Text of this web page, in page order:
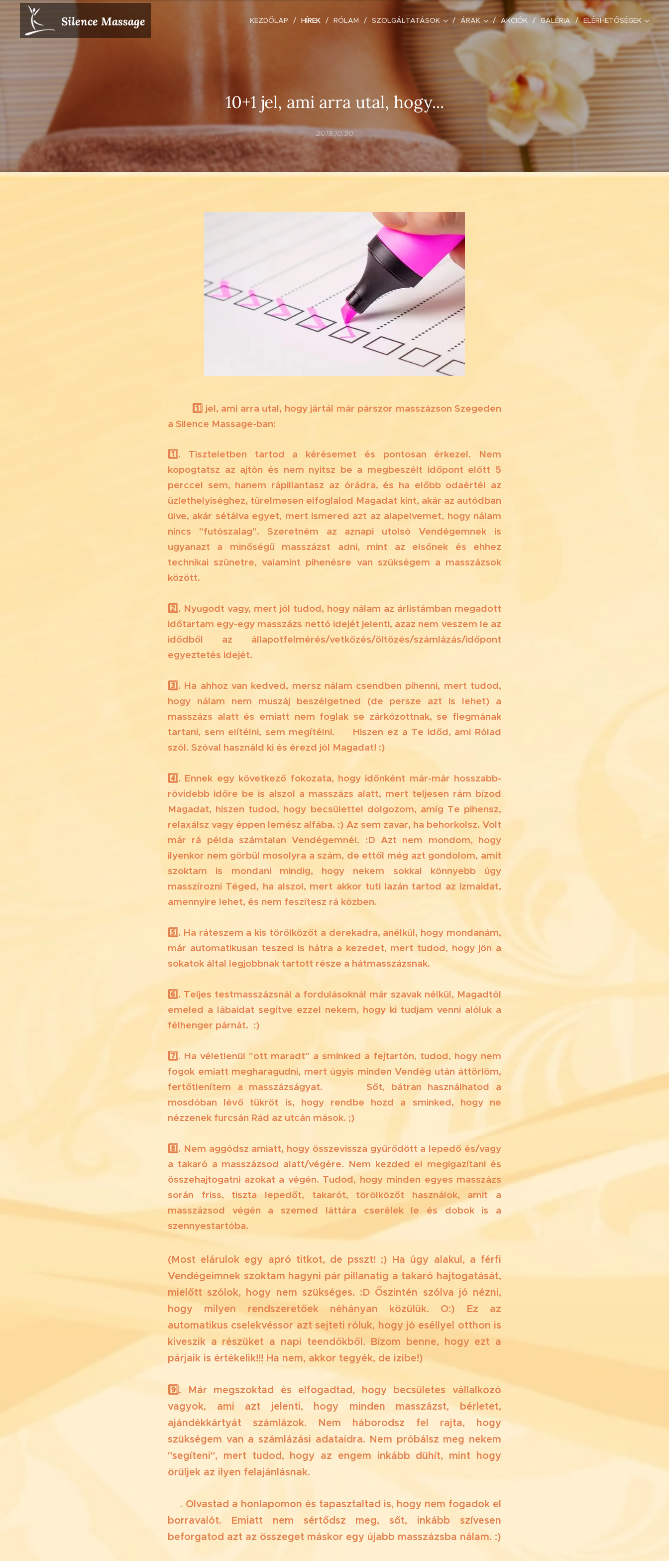
Silence Massage KEZDŐLAP HÍREK RÓLAM SZOLGÁLTATÁSOK ÁRAK AKCIÓK GALÉRIA ELÉRHETŐSÉGEK
10+1 jel, ami arra utal, hogy...
2019.10.30
🔟➕1️⃣ jel, ami arra utal, hogy jártál már párszor masszázson Szegeden
a Silence Massage-ban:
1️⃣. Tiszteletben tartod a kérésemet és pontosan érkezel. Nem
kopogtatsz az ajtón és nem nyitsz be a megbeszélt időpont előtt 5
perccel sem, hanem rápillantasz az órádra, és ha előbb odaértél az
üzlethelyiséghez, türelmesen elfoglalod Magadat kint, akár az autódban
ülve, akár sétálva egyet, mert ismered azt az alapelvemet, hogy nálam
nincs "futószalag". Szeretném az aznapi utolsó Vendégemnek is
ugyanazt a minőségű masszázst adni, mint az elsőnek és ehhez
technikai szünetre, valamint pihenésre van szükségem a masszázsok
között. ⌚️ 🚗 🚶‍♀️ 🚶‍♂️
2️⃣. Nyugodt vagy, mert jól tudod, hogy nálam az árlistámban megadott
időtartam egy-egy masszázs nettó idejét jelenti, azaz nem veszem le az
idődből az állapotfelmérés/vetkőzés/öltözés/számlázás/időpont
egyeztetés idejét. ⏰
3️⃣. Ha ahhoz van kedved, mersz nálam csendben pihenni, mert tudod,
hogy nálam nem muszáj beszélgetned (de persze azt is lehet) a
masszázs alatt és emiatt nem foglak se zárkózottnak, se flegmának
tartani, sem elítélni, sem megítélni.👂 Hiszen ez a Te időd, ami Rólad
szól. Szóval használd ki és érezd jól Magadat! :)
4️⃣. Ennek egy következő fokozata, hogy időnként már-már hosszabb-
rövidebb időre be is alszol a masszázs alatt, mert teljesen rám bízod
Magadat, hiszen tudod, hogy becsülettel dolgozom, amíg Te pihensz,
relaxálsz vagy éppen lemész alfába. :) Az sem zavar, ha behorkolsz. Volt
már rá példa számtalan Vendégemnél. :D Azt nem mondom, hogy
ilyenkor nem görbül mosolyra a szám, de ettől még azt gondolom, amit
szoktam is mondani mindig, hogy nekem sokkal könnyebb úgy
masszírozni Téged, ha alszol, mert akkor tuti lazán tartod az izmaidat,
amennyire lehet, és nem feszítesz rá közben.
5️⃣. Ha ráteszem a kis törölközőt a derekadra, anélkül, hogy mondanám,
már automatikusan teszed is hátra a kezedet, mert tudod, hogy jön a
sokatok által legjobbnak tartott része a hátmasszázsnak. 💪😍
6️⃣. Teljes testmasszázsnál a fordulásoknál már szavak nélkül, Magadtól
emeled a lábaidat segítve ezzel nekem, hogy ki tudjam venni alóluk a
félhenger párnát. :)
7️⃣. Ha véletlenül "ott maradt" a sminked a fejtartón, tudod, hogy nem
fogok emiatt megharagudni, mert úgyis minden Vendég után áttörlöm,
fertőtlenítem a masszázságyat. 💄💋 Sőt, bátran használhatod a
mosdóban lévő tükröt is, hogy rendbe hozd a sminked, hogy ne
nézzenek furcsán Rád az utcán mások. ;)
8️⃣. Nem aggódsz amiatt, hogy összevissza gyűrődött a lepedő és/vagy
a takaró a masszázsod alatt/végére. Nem kezded el megigazítani és
összehajtogatni azokat a végén. Tudod, hogy minden egyes masszázs
során friss, tiszta lepedőt, takarót, törölközőt használok, amit a
masszázsod végén a szemed láttára cserélek le és dobok is a
szennyestartóba.
(Most elárulok egy apró titkot, de psszt! ;) Ha úgy alakul, a férfi
Vendégeimnek szoktam hagyni pár pillanatig a takaró hajtogatását,
mielőtt szólok, hogy nem szükséges. :D Őszintén szólva jó nézni,
hogy milyen rendszeretőek néhányan közülük. O:) Ez az
automatikus cselekvéssor azt sejteti róluk, hogy jó eséllyel otthon is
kiveszik a részüket a napi teendőkből. Bízom benne, hogy ezt a
párjaik is értékelik!!! Ha nem, akkor tegyék, de izibe!)
9️⃣. Már megszoktad és elfogadtad, hogy becsületes vállalkozó
vagyok, ami azt jelenti, hogy minden masszázst, bérletet,
ajándékkártyát számlázok. Nem háborodsz fel rajta, hogy
szükségem van a számlázási adataidra. Nem próbálsz meg nekem
"segíteni", mert tudod, hogy az engem inkább dühít, mint hogy
örüljek az ilyen felajánlásnak.
🔟. Olvastad a honlapomon és tapasztaltad is, hogy nem fogadok el
borravalót. Emiatt nem sértődsz meg, sőt, inkább szívesen
beforgatod azt az összeget máskor egy újabb masszázsba nálam. :)